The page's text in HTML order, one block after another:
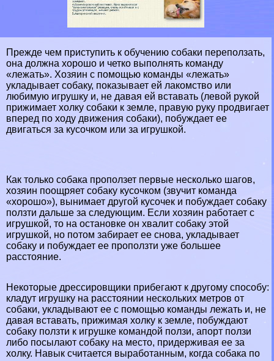
Прежде чем приступить к обучению собаки переползать,
она должна хорошо и четко выполнять комaнду
«лежать». Хозяин с помощью комaнды «лежать»
укладывает собаку, показывает ей лакомство или
любимую игрушку и, не давая ей вставать (левой рукой
прижимает холку собаки к земле, правую руку продвигает
вперед по ходу движения собаки), побуждает ее
двигаться за кусочком или за игрушкой.
Как только собака проползет первые несколько шагов,
хозяин поощряет собаку кусочком (звучит комaнда
«хорошо»), вынимает другой кусочек и побуждает собаку
ползти дальше за следующим. Если хозяин работает с
игрушкой, то на остановке он хвалит собаку этой
игрушкой, но потом забирает ее снова, укладывает
собаку и побуждает ее проползти уже большее
расстояние.
Некоторые дрессировщики прибегают к другому способу:
кладут игрушку на расстоянии нескольких метров от
собаки, укладывают ее с помощью комaнды лежать и, не
давая вставать, прижимая холку к земле, побуждают
собаку ползти к игрушке комaндой ползи, апорт ползи
либо посылают собаку на место, придерживая ее за
холку. Навык считается выработанным, когда собака по